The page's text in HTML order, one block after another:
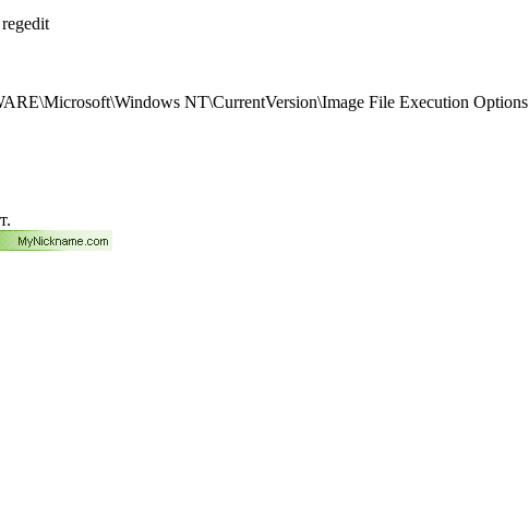
NT\CurrentVersion\Image File Execution Options